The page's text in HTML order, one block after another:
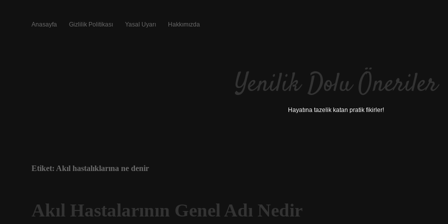
Anasayfa Gizlilik Politikası Yasal Uyarı Hakkımızda
Yenilik Dolu Öneriler
Hayatına tazelik katan pratik fikirler!
Etiket: Akıl hastalıklarına ne denir
Akıl Hastalarının Genel Adı Nedir